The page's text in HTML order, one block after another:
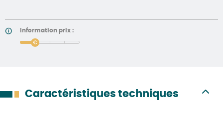
Information prix :
Caractéristiques techniques